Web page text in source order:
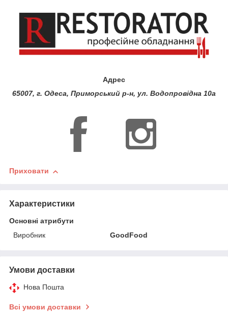
Адрес
65007, г. Одеса, Приморський р-н, ул. Водопровідна 10а
Приховати
Характеристики
Основні атрибути
Виробник
GoodFood
Умови доставки
Нова Пошта
Всі умови доставки